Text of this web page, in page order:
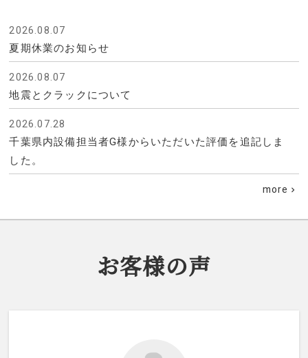
2026.08.07
夏期休業のお知らせ
2026.08.07
地震とクラックについて
2026.07.28
千葉県内設備担当者G様からいただいた評価を追記しま
した。
more
お客様の声